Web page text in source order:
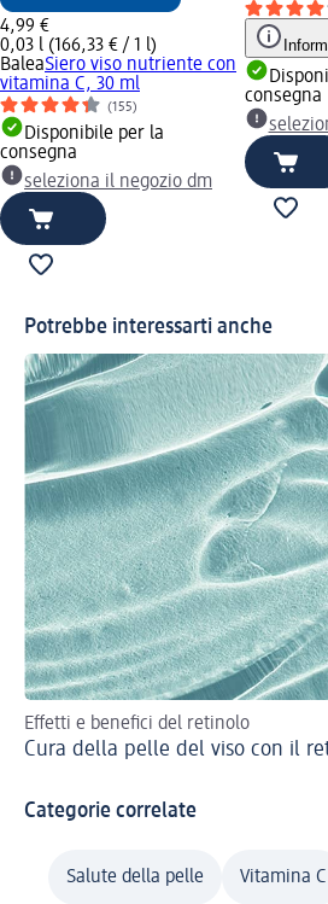
4,99 €
0,03 l (166,33 € / 1 l)
BaleaSiero viso nutriente con
vitamina C, 30 ml
(155)
Disponibile per la
consegna
seleziona il negozio dm
consegna
Potrebbe interessarti anche
Effetti e benefici del retinolo
Cura della pelle del viso con il
Categorie correlate
Salute della pelle Vitamina C